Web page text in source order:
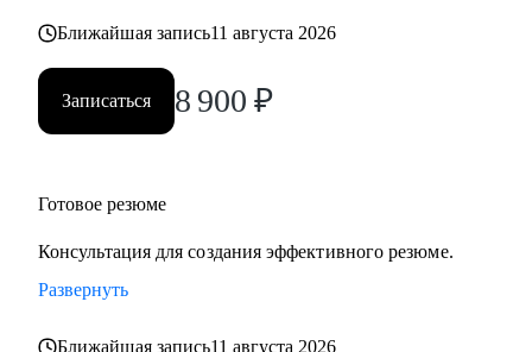
Ближайшая запись11 августа 2026
Записаться 8 900 ₽
Готовое резюме
Консультация для создания эффективного резюме.
Развернуть
Ближайшая запись11 августа 2026